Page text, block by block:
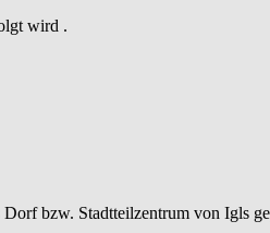
wird .
bzw. Stadtteilzentrum von Igls